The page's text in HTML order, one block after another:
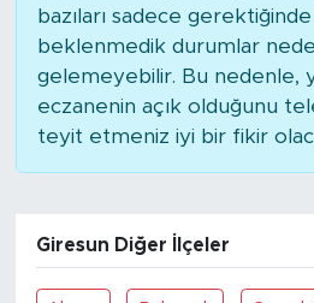
bazıları sadece
beklenmedik durumlar
gelemeyebilir. Bu nedenle,
eczanenin açık olduğunu
teyit etmeniz iyi bir fikir
Giresun Diğer İlçeler
TARİHTEN GÜNÜMÜZE
TARİH
KADIN
SİYASET